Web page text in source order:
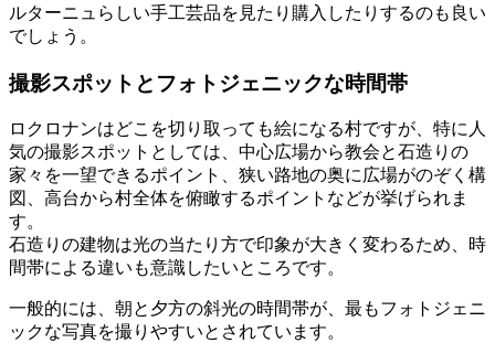
ルターニュらしい手工芸品を見たり購入したりするのも良い
でしょう。
撮影スポットとフォトジェニックな時間帯
ロクロナンはどこを切り取っても絵になる村ですが、特に人
気の撮影スポットとしては、中心広場から教会と石造りの
家々を一望できるポイント、狭い路地の奥に広場がのぞく構
図、高台から村全体を俯瞰するポイントなどが挙げられま
す。
石造りの建物は光の当たり方で印象が大きく変わるため、時
間帯による違いも意識したいところです。
一般的には、朝と夕方の斜光の時間帯が、最もフォトジェニ
ックな写真を撮りやすいとされています。